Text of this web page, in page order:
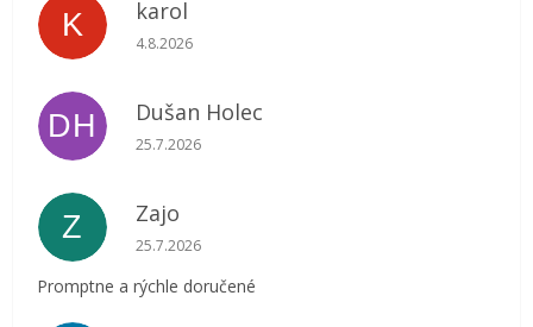
K karol
Hodnotenie obchodu je 5 z 5 hviezdičiek.
4.8.2026
DH Dušan Holec
Hodnotenie obchodu je 5 z 5 hviezdičiek.
25.7.2026
Z Zajo
Hodnotenie obchodu je 5 z 5 hviezdičiek.
25.7.2026
Promptne a rýchle doručené